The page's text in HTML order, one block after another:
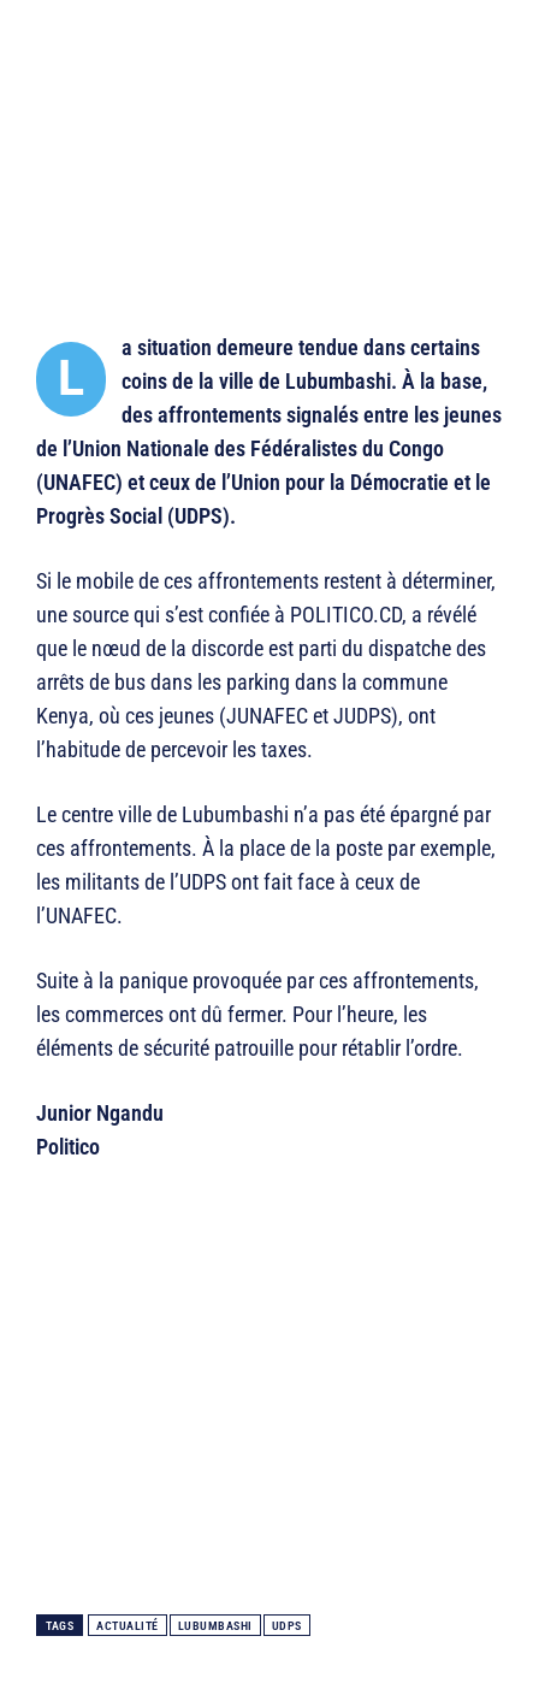
L
a situation demeure tendue dans certains
coins de la ville de Lubumbashi. À la base,
des affrontements signalés entre les jeunes
de l’Union Nationale des Fédéralistes du Congo
(UNAFEC) et ceux de l’Union pour la Démocratie et le
Progrès Social (UDPS).
Si le mobile de ces affrontements restent à déterminer,
une source qui s’est confiée à POLITICO.CD, a révélé
que le nœud de la discorde est parti du dispatche des
arrêts de bus dans les parking dans la commune
Kenya, où ces jeunes (JUNAFEC et JUDPS), ont
l’habitude de percevoir les taxes.
Le centre ville de Lubumbashi n’a pas été épargné par
ces affrontements. À la place de la poste par exemple,
les militants de l’UDPS ont fait face à ceux de
l’UNAFEC.
Suite à la panique provoquée par ces affrontements,
les commerces ont dû fermer. Pour l’heure, les
éléments de sécurité patrouille pour rétablir l’ordre.
Junior Ngandu
Politico
TAGS ACTUALITÉ LUBUMBASHI UDPS